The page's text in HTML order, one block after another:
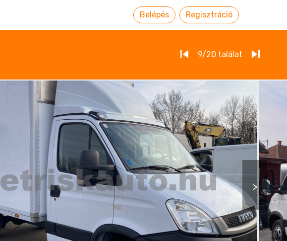
Belépés Regisztráció
9/20 találat